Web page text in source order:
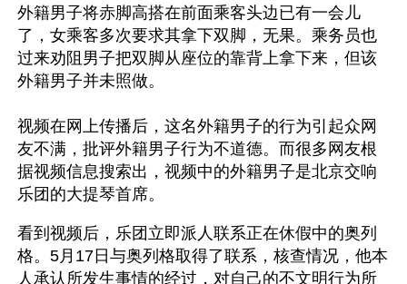
外籍男子将赤脚高搭在前面乘客头边已有一会儿
了，女乘客多次要求其拿下双脚，无果。乘务员也
过来劝阻男子把双脚从座位的靠背上拿下来，但该
外籍男子并未照做。
视频在网上传播后，这名外籍男子的行为引起众网
友不满，批评外籍男子行为不道德。而很多网友根
据视频信息搜索出，视频中的外籍男子是北京交响
乐团的大提琴首席。
看到视频后，乐团立即派人联系正在休假中的奥列
格。5月17日与奥列格取得了联系，核查情况，他本
人承认所发生事情的经过，对自己的不文明行为所